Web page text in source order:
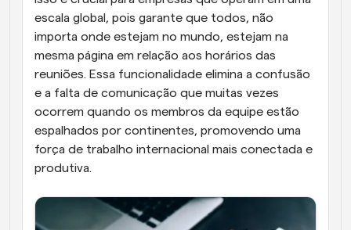
escala global, pois garante que todos, não
importa onde estejam no mundo, estejam na
mesma página em relação aos horários das
reuniões. Essa funcionalidade elimina a confusão
e a falta de comunicação que muitas vezes
ocorrem quando os membros da equipe estão
espalhados por continentes, promovendo uma
força de trabalho internacional mais conectada e
produtiva.